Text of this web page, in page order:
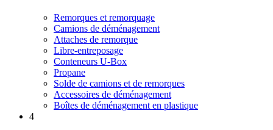
Remorques et remorquage
Camions de déménagement
Attaches de remorque
Libre-entreposage
Conteneurs U-Box
Propane
Solde de camions et de remorques
Accessoires de déménagement
Boîtes de déménagement en plastique
4